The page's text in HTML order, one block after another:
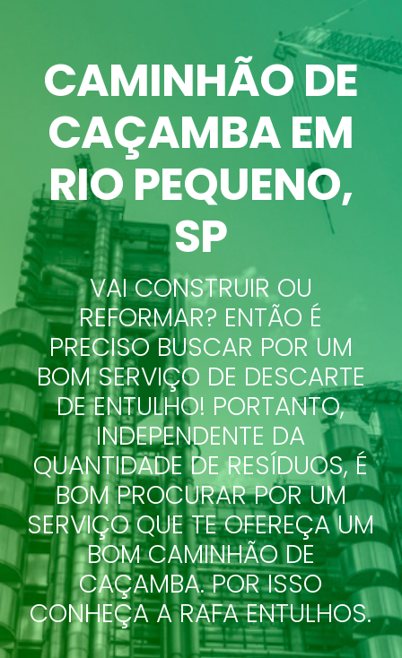
CAMINHÃO DE
CAÇAMBA EM
RIO PEQUENO,
SP
VAI CONSTRUIR OU
REFORMAR? ENTÃO É
PRECISO BUSCAR POR UM
BOM SERVIÇO DE DESCARTE
DE ENTULHO! PORTANTO,
INDEPENDENTE DA
QUANTIDADE DE RESÍDUOS, É
BOM PROCURAR POR UM
SERVIÇO QUE TE OFEREÇA UM
BOM CAMINHÃO DE
CAÇAMBA. POR ISSO
CONHEÇA A RAFA ENTULHOS.